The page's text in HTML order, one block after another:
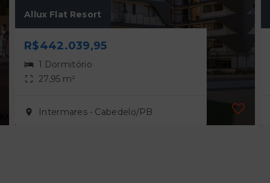
Allux Flat Resort
R$442.039,95
1 Dormitório
27,95 m²
Intermares - Cabedelo/PB